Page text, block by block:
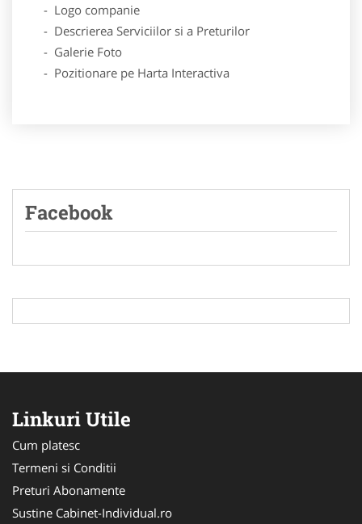
- Logo companie
- Descrierea Serviciilor si a Preturilor
- Galerie Foto
- Pozitionare pe Harta Interactiva
Facebook
Linkuri Utile
Cum platesc
Termeni si Conditii
Preturi Abonamente
Sustine Cabinet-Individual.ro